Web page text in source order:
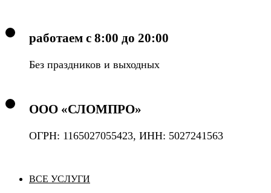
работаем с 8:00 до 20:00
Без праздников и выходных
ООО «СЛОМПРО»
ОГРН: 1165027055423, ИНН: 5027241563
ВСЕ УСЛУГИ